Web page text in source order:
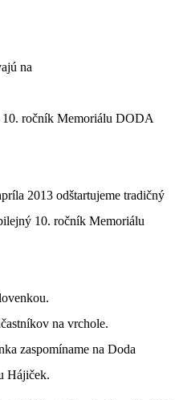
na
ročník Memoriálu DODA
2013 odštartujeme tradičný
10. ročník Memoriálu
na vrchole.
zaspomíname na Doda
Hájiček.